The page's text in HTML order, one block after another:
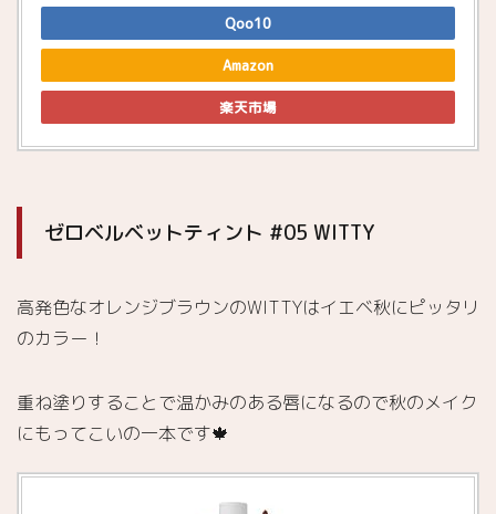
Qoo10
Amazon
楽天市場
ゼロベルベットティント #05 WITTY
高発色なオレンジブラウンのWITTYはイエベ秋にピッタリ
のカラー！
重ね塗りすることで温かみのある唇になるので秋のメイク
にもってこいの一本です🍁